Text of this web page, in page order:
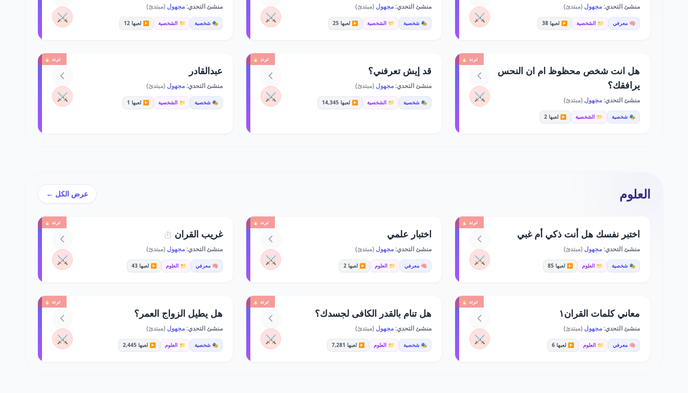
منشئ التحدي:مجهول (مبتدئ)
🧠 معرفي 📁 الشخصية ▶️ لعبها 38 ⚔️
منشئ التحدي:مجهول(مبتدئ)
🎭 شخصية 📁 الشخصية ▶️ لعبها 25 ⚔️
منشئ التحدي:مجهول (مبتدئ)
🎭 شخصية 📁 الشخصية ▶️ لعبها 12 ⚔️
ترند 🔥
هل انت شخص محظوظ ام ان النحس
يرافقك؟
منشئ التحدي:مجهول (مبتدئ)
🎭 شخصية 📁 الشخصية ▶️ لعبها 2
⚔️
ترند 🔥
قد إيش تعرفني؟
منشئ التحدي:مجهول(مبتدئ)
🎭 شخصية 📁 الشخصية ▶️ لعبها 14,345 ⚔️
ترند 🔥
عبدالقادر
منشئ التحدي:مجهول (مبتدئ)
🎭 شخصية 📁 الشخصية ▶️ لعبها 1 ⚔️
العلوم عرض الكل ←
ترند 🔥
اختبر نفسك هل أنت ذكي أم غبي
منشئ التحدي:مجهول (مبتدئ)
🎭 شخصية 📁 العلوم ▶️ لعبها 85 ⚔️
ترند 🔥
اختبار علمي
منشئ التحدي:مجهول(مبتدئ)
🧠 معرفي 📁 العلوم ▶️ لعبها 2 ⚔️
ترند 🔥
غريب القران ⏱️
منشئ التحدي:مجهول (مبتدئ)
🧠 معرفي 📁 العلوم ▶️ لعبها 43 ⚔️
ترند 🔥
معاني كلمات القران١
منشئ التحدي:مجهول (مبتدئ)
🧠 معرفي 📁 العلوم ▶️ لعبها 6 ⚔️
ترند 🔥
هل تنام بالقدر الكافى لجسدك؟
منشئ التحدي:مجهول(مبتدئ)
🎭 شخصية 📁 العلوم ▶️ لعبها 7,281 ⚔️
ترند 🔥
هل يطيل الزواج العمر؟
منشئ التحدي:مجهول (مبتدئ)
🎭 شخصية 📁 العلوم ▶️ لعبها 2,445 ⚔️